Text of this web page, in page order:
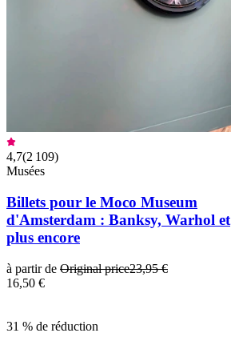
4,7(2 109)
Musées
Billets pour le Moco Museum
d'Amsterdam : Banksy, Warhol et
plus encore
à partir de Original price23,95 €
16,50 €
31 % de réduction